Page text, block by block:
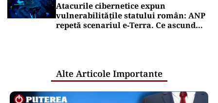
Atacurile cibernetice expun
vulnerabilitățile statului român: ANP
repetă scenariul e‑Terra. Ce ascund
Alte Articole Importante